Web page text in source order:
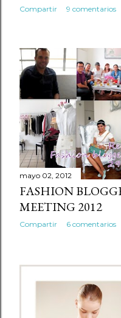
Compartir 9 comentarios
mayo 02, 2012
FASHION
MEETING 2012
Compartir 6 comentarios